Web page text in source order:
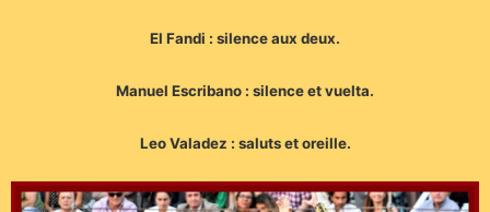
El Fandi : silence aux deux.
Manuel Escribano : silence et vuelta.
Leo Valadez : saluts et oreille.